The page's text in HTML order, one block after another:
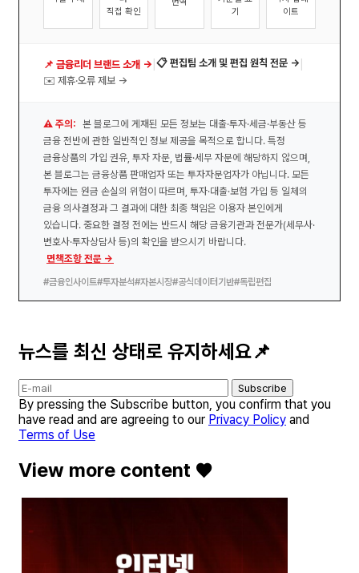
직접 확인
번역
기
이트
📌 금융리더 브랜드 소개 → 📋 편집팀 소개 및 편집 원칙 전문 →
✉️ 제휴·오류 제보 →
⚠️ 주의: 본 블로그에 게재된 모든 정보는 대출·투자·세금·부동산 등
금융 전반에 관한 일반적인 정보 제공을 목적으로 합니다. 특정
금융상품의 가입 권유, 투자 자문, 법률·세무 자문에 해당하지 않으며,
본 블로그는 금융상품 판매업자 또는 투자자문업자가 아닙니다. 모든
투자에는 원금 손실의 위험이 따르며, 투자·대출·보험 가입 등 일체의
금융 의사결정과 그 결과에 대한 최종 책임은 이용자 본인에게
있습니다. 중요한 결정 전에는 반드시 해당 금융기관과 전문가(세무사·
변호사·투자상담사 등)의 확인을 받으시기 바랍니다.
면책조항 전문 →
#금융인사이트#투자분석#자본시장#공식데이터기반#독립편집
뉴스를 최신 상태로 유지하세요📌
Subscribe
By pressing the Subscribe button, you confirm that you
have read and are agreeing to our Privacy Policy and
Terms of Use
View more content ♥️